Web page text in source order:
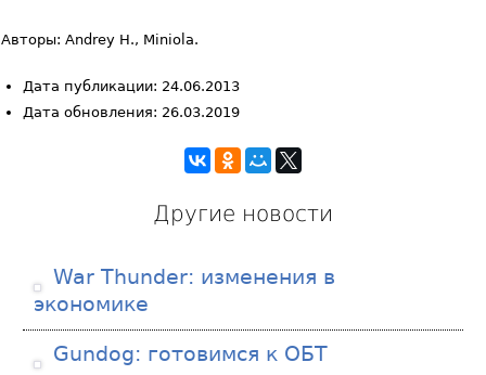
Авторы: Andrey H., Miniola.
Дата публикации: 24.06.2013
Дата обновления: 26.03.2019
Другие новости
War Thunder: изменения в
экономике
Gundog: готовимся к ОБТ